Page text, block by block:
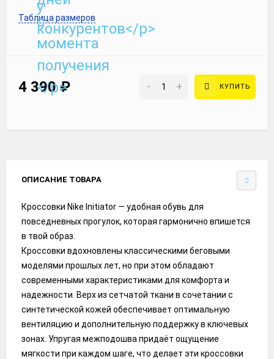
Таблица размеров
4 390 ₽ - + КУПИТЬ
ОПИСАНИЕ ТОВАРА
Кроссовки Nike Initiator — удобная обувь для
повседневных прогулок, которая гармонично впишется
в твой образ.
Кроссовки вдохновлены классическими беговыми
моделями прошлых лет, но при этом обладают
современными характеристиками для комфорта и
надежности. Верх из сетчатой ткани в сочетании с
синтетической кожей обеспечивает оптимальную
вентиляцию и дополнительную поддержку в ключевых
зонах. Упругая межподошва придаёт ощущение
мягкости при каждом шаге, что делает эти кроссовки